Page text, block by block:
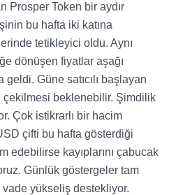
Prosper Token bir aydır
bu hafta iki katına
tetikleyici oldu. Aynı
dönüşen fiyatlar aşağı
geldi. Güne satıcılı başlayan
çekilmesi beklenebilir. Şimdilik
Çok istikrarlı bir hacim
çifti bu hafta gösterdiği
edebilirse kayıplarını çabucak
Günlük göstergeler tam
vade yükseliş destekliyor.